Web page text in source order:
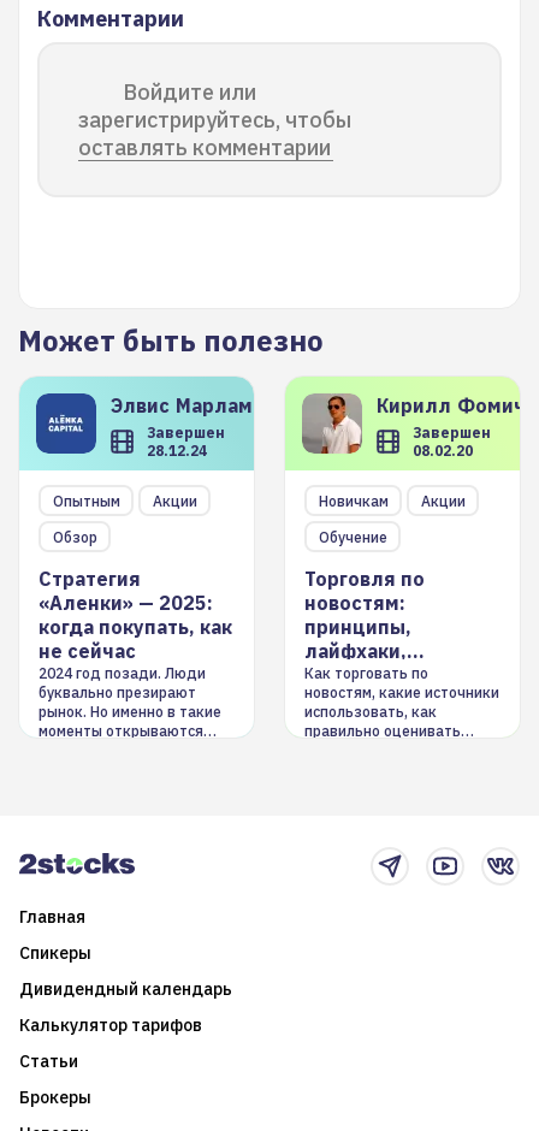
Комментарии
Войдите или
зарегистрируйтесь, чтобы
оставлять комментарии
Может быть полезно
Элвис Марламов
Завершен
28.12.24
Опытным
Акции
Обзор
Стратегия
«Аленки» — 2025:
когда покупать, как
не сейчас
2024 год позади. Люди
буквально презирают
рынок. Но именно в такие
моменты открываются
Кирилл
Завершен
08.02.20
Новичкам
Акции
Обучение
Торговля по
новостям:
принципы,
лайфхаки,
инструменты
Как торговать по
новостям, какие источники
использовать, как
правильно оценивать
Главная
Спикеры
Дивидендный календарь
Калькулятор тарифов
Статьи
Брокеры